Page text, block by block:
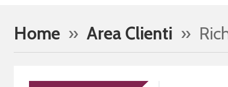
Home » Area Clienti »